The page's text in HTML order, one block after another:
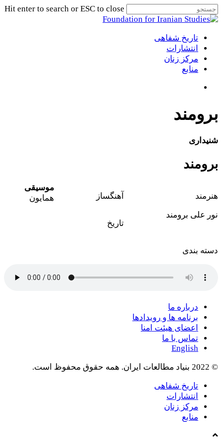
Skip
to
content
Hit enter to search or ESC to close
Close
جستجو
Menu تاریخ شفاهی
انتشارات
مرکز زنان
منابع
برومند
شنیداری
برومند
هنرمند
نور علی برومند
آهنگساز
تاریخ
دسته بندی
موسیقی
همایون
درباره ما
برنامه ها و رویدادها
اعضای هیئت امنا
تماس با ما
English
© 2022 بنیاد مطالعات ایران. همه حقوق محفوظ است.
Close
Menu
تاریخ شفاهی
انتشارات
مرکز زنان
منابع